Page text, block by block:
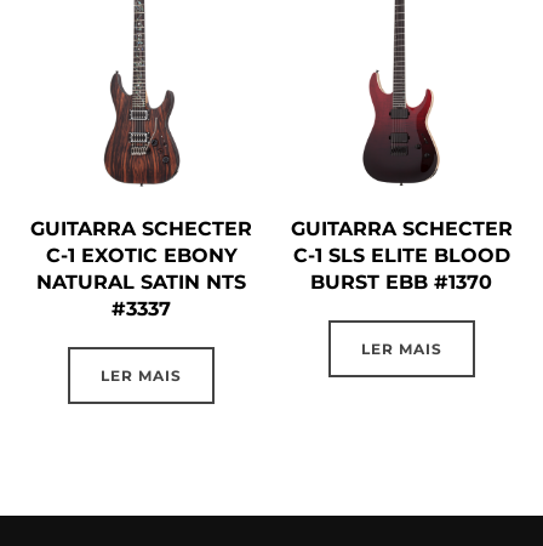
GUITARRA SCHECTER
C-1 EXOTIC EBONY
NATURAL SATIN NTS
#3337
LER MAIS
GUITARRA SCHECTER
C-1 SLS ELITE BLOOD
BURST EBB #1370
LER MAIS